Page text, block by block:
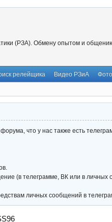
(РЗА). Обмену опытом и
релейщика Видео РЗиА
что у нас также есть
(в телеграмме, ВК или в
личных сообщений в